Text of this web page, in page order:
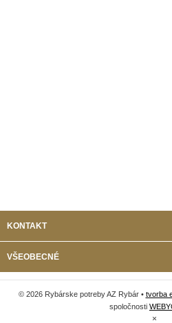
KONTAKT
VŠEOBECNÉ
© 2026 Rybárske potreby AZ Rybár • tvorba
spoločnosti
×